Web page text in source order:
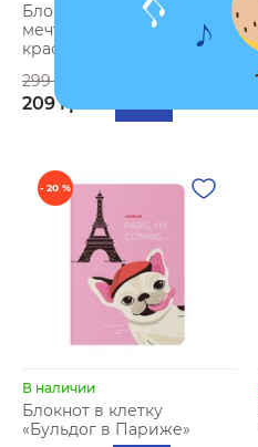
Блокнот в клетку «Для
мечт, целей и желаний»
красный
299 грн
209 грн
- 20 %
В наличии
Блокнот в клетку
«Бульдог в Париже»